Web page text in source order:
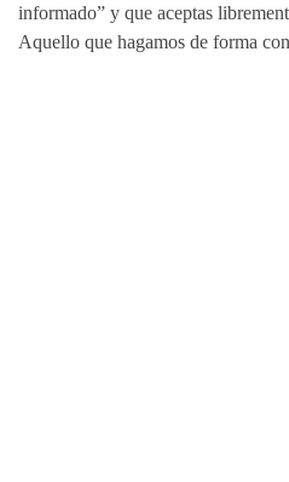
informado” y que aceptas
Aquello que hagamos de forma